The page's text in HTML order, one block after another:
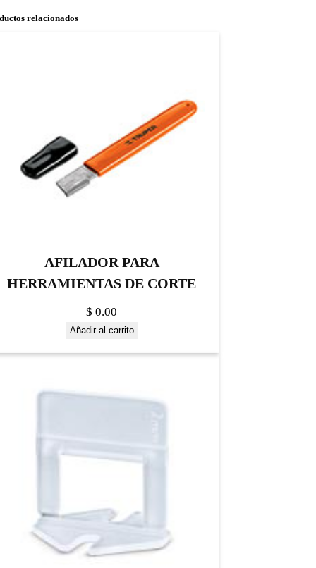
relacionados
AFILADOR PARA
HERRAMIENTAS DE CORTE
$ 0.00
Añadir al carrito